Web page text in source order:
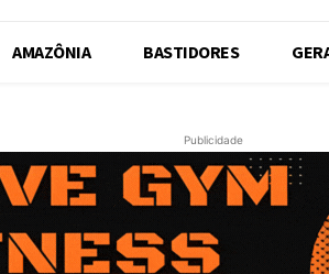
AMAZÔNIA BASTIDORES
Publicidade